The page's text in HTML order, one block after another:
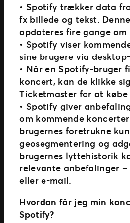
• Spotify trækker data
fx billede og tekst.
opdateres fire gange om
• Spotify viser
sine brugere via
• Når en Spotify-bruger
koncert, kan de klikke
Ticketmaster for at
• Spotify giver
om kommende
brugernes foretrukne
geosegmentering og
brugernes lyttehistorik
relevante anbefalinger
eller e-mail.
Hvordan får jeg min
Spotify?